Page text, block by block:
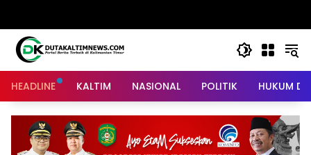
HEADLINE KALTIM NASIONAL POLITIK HUKUM